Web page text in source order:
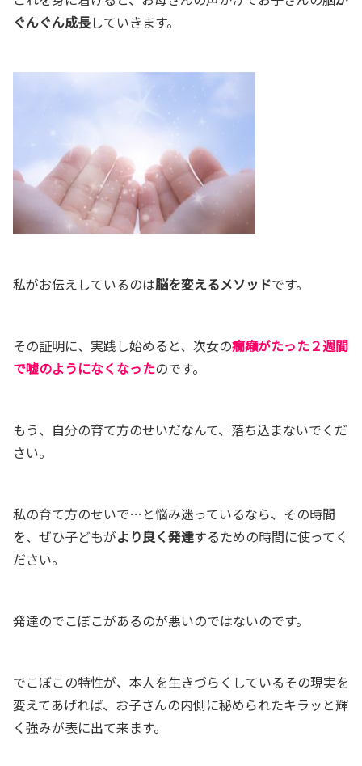
ぐんぐん成長していきます。
私がお伝えしているのは脳を変えるメソッドです。
その証明に、実践し始めると、次女の癇癪がたった２週間
で嘘のようになくなったのです。
もう、自分の育て方のせいだなんて、落ち込まないでくだ
さい。
私の育て方のせいで…と悩み迷っているなら、その時間
を、ぜひ子どもがより良く発達するための時間に使ってく
ださい。
発達のでこぼこがあるのが悪いのではないのです。
でこぼこの特性が、本人を生きづらくしているその現実を
変えてあげれば、お子さんの内側に秘められたキラッと輝
く強みが表に出て来ます。